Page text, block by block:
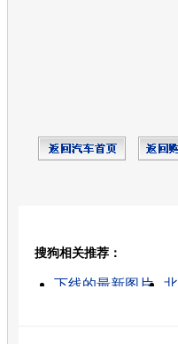
搜狗相关推荐：
下线的最新图片